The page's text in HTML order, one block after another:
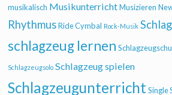
musikalisch Musikunterricht Musizieren
Rhythmus Ride Cymbal Rock-Musik
schlagzeug lernen
Schlagzeugsolo Schlagzeug spielen
Schlagzeugunterricht Single